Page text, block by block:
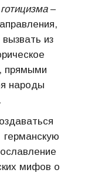
готицизма –
из
прямыми
народы
германскую
мифов о